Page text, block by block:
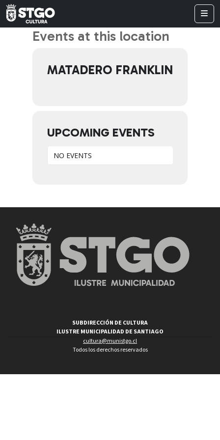
Events at this location
MATADERO FRANKLIN
UPCOMING EVENTS
NO EVENTS
SUBDIRECCIÓN DE CULTURA
ILUSTRE MUNICIPALIDAD DE SANTIAGO
cultura@munistgo.cl
Todos los derechos reservados